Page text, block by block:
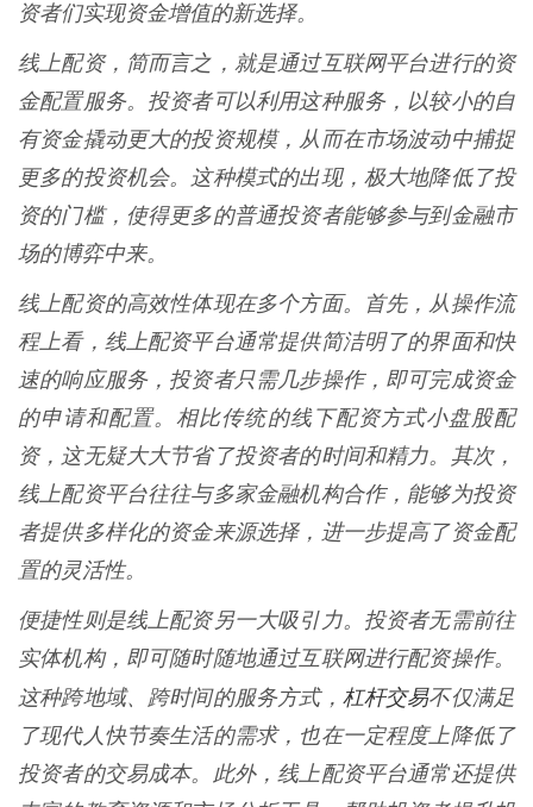
资者们实现资金增值的新选择。
线上配资，简而言之，就是通过互联网平台进行的资
金配置服务。投资者可以利用这种服务，以较小的自
有资金撬动更大的投资规模，从而在市场波动中捕捉
更多的投资机会。这种模式的出现，极大地降低了投
资的门槛，使得更多的普通投资者能够参与到金融市
场的博弈中来。
线上配资的高效性体现在多个方面。首先，从操作流
程上看，线上配资平台通常提供简洁明了的界面和快
速的响应服务，投资者只需几步操作，即可完成资金
的申请和配置。相比传统的线下配资方式小盘股配
资，这无疑大大节省了投资者的时间和精力。其次，
线上配资平台往往与多家金融机构合作，能够为投资
者提供多样化的资金来源选择，进一步提高了资金配
置的灵活性。
便捷性则是线上配资另一大吸引力。投资者无需前往
实体机构，即可随时随地通过互联网进行配资操作。
这种跨地域、跨时间的服务方式， 杠杆交易不仅满足
了现代人快节奏生活的需求，也在一定程度上降低了
投资者的交易成本。此外，线上配资平台通常还提供